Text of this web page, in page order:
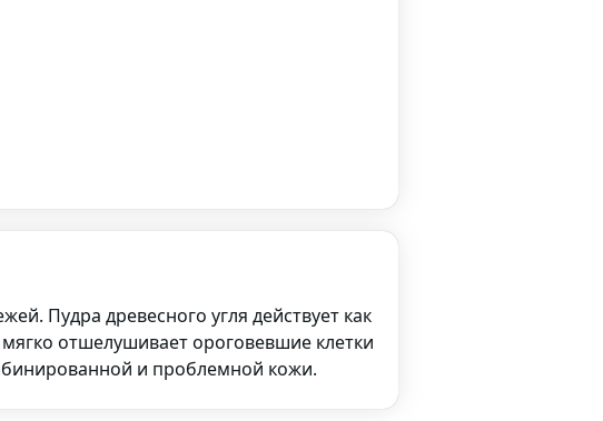
Пудра древесного угля действует как
отшелушивает ороговевшие клетки
и проблемной кожи.